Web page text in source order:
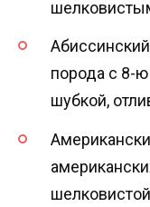
порода с 8-
шубкой,